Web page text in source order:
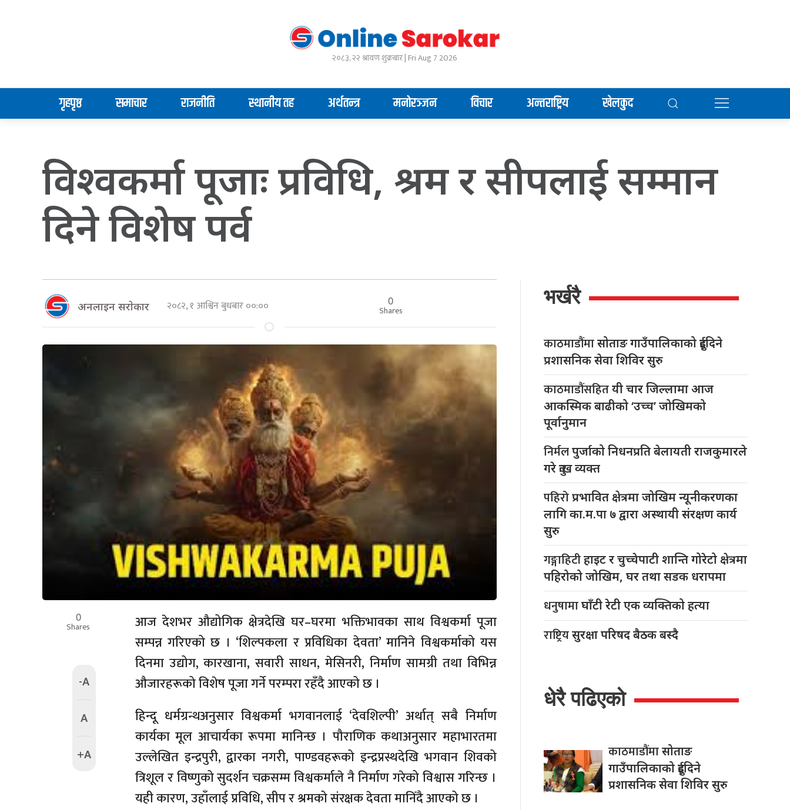
२०८३, २२ श्रावण शुक्रबार | Fri Aug 7 2026
गृहपृष्ठ समाचार राजनीति स्थानीय तह अर्थतन्त्र मनोरञ्जन विचार अन्तराष्ट्रिय खेलकुद
विश्वकर्मा पूजाः प्रविधि, श्रम र सीपलाई सम्मान
दिने विशेष पर्व
अनलाइन सराेकार २०८२, १ आश्विन बुधबार ००:०० 0
Shares
0
Shares
-A
A
+A
आज देशभर औद्योगिक क्षेत्रदेखि घर–घरमा भक्तिभावका साथ विश्वकर्मा पूजा
सम्पन्न गरिएको छ । ‘शिल्पकला र प्रविधिका देवता’ मानिने विश्वकर्माको यस
दिनमा उद्योग, कारखाना, सवारी साधन, मेसिनरी, निर्माण सामग्री तथा विभिन्न
औजारहरूको विशेष पूजा गर्ने परम्परा रहँदै आएको छ ।
हिन्दू धर्मग्रन्थअनुसार विश्वकर्मा भगवानलाई ‘देवशिल्पी’ अर्थात् सबै निर्माण
कार्यका मूल आचार्यका रूपमा मानिन्छ । पौराणिक कथाअनुसार महाभारतमा
उल्लेखित इन्द्रपुरी, द्वारका नगरी, पाण्डवहरूको इन्द्रप्रस्थदेखि भगवान शिवको
त्रिशूल र विष्णुको सुदर्शन चक्रसम्म विश्वकर्माले नै निर्माण गरेको विश्वास गरिन्छ ।
यही कारण, उहाँलाई प्रविधि, सीप र श्रमको संरक्षक देवता मानिँदै आएको छ ।
भर्खरै
काठमाडौंमासोताङ गाउँपालिकाको दुईदिने
प्रशासनिक सेवा शिविर सुरु
काठमाडौंसहितयी चार जिल्लामा आज
आकस्मिक बाढीको ‘उच्च’ जोखिमको
पूर्वानुमान
निर्मलपुर्जाको निधनप्रति बेलायती राजकुमारले
गरे दुःख व्यक्त
पहिरोप्रभावित क्षेत्रमा जोखिम न्यूनीकरणका
लागि का.म.पा ७ द्वारा अस्थायी संरक्षण कार्य
सुरु
गङ्गाहिटीहाइट र चुच्चेपाटी शान्ति गोरेटो क्षेत्रमा
पहिरोको जोखिम, घर तथा सडक धरापमा
धनुषामाघाँटी रेटी एक व्यक्तिको हत्या
राष्ट्रियसुरक्षा परिषद बैठक बस्दै
धेरै पढिएको
काठमाडौंमासोताङ
गाउँपालिकाको दुईदिने
प्रशासनिक सेवा शिविर सुरु